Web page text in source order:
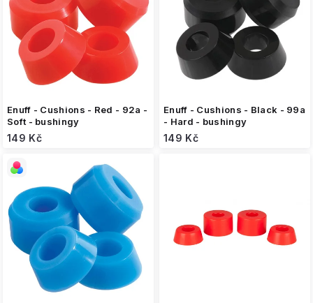
o
d
u
k
Enuff - Cushions - Red - 92a -
Soft - bushingy
149 Kč
Enuff - Cushions - Black - 99a
- Hard - bushingy
149 Kč